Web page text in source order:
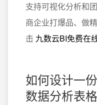
支持可视化分析和
商企业打爆品、做
击 九数云BI免费在
如何设计一
数据分析表